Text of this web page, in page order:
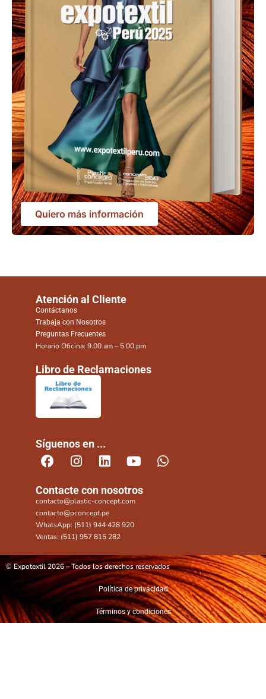
Quiero más información
Atención al Cliente
Contáctanos
Trabaja con Nosotros
Preguntas Frecuentes
Horario Oficina: 9.00 am – 5.00 pm
Libro de Reclamaciones
Síguenos en ...
Contacte con nosotros
contacto@plastic-concept.com
contacto@pconcept.pe
WhatsApp: (511) 944 428 920
Ventas: (511) 957 815 282
© Expotextil 2026 – Todos los derechos reservados
Política de privacidad
Términos y condiciones